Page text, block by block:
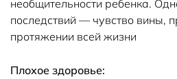
необщительности ребенка.
последствий — чувство вины,
протяжении всей жизни
Плохое здоровье: